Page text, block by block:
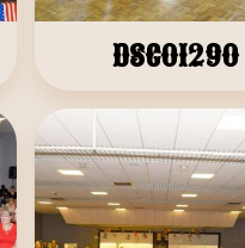
DSC01290